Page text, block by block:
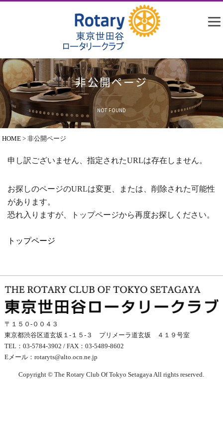
非公開ページ
NOT FOUND
HOME >非公開ページ
申し訳ございません、指定されたURLは存在しません。
お探しのページのURLは変更、または、削除された可能性
があります。
恐れ入りますが、トップページから再度お探しください。
トップページ
〒１５０-００４３
東京都渋谷区道玄坂１-１５-３ プリメーラ道玄坂 ４１９号室
TEL：03-5784-3902 / FAX：03-5489-8602
Eメール： rotaryts@alto.ocn.ne.jp
Copyright © The Rotary Club Of Tokyo Setagaya All rights reserved.